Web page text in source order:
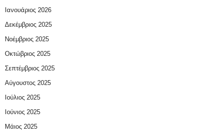
Ιανουάριος 2026
Δεκέμβριος 2025
Νοέμβριος 2025
Οκτώβριος 2025
Σεπτέμβριος 2025
Αύγουστος 2025
Ιούλιος 2025
Ιούνιος 2025
Μάιος 2025